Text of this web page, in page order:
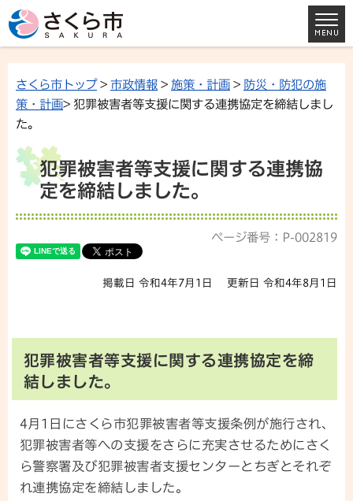
さくら市トップ> 市政情報 > 施策・計画 > 防災・防犯の施
策・計画> 犯罪被害者等支援に関する連携協定を締結しまし
た。
犯罪被害者等支援に関する連携協
定を締結しました。
ページ番号：P-002819
掲載日 令和4年7月1日 更新日 令和4年8月1日
犯罪被害者等支援に関する連携協定を締
結しました。
4月1日にさくら市犯罪被害者等支援条例が施行され、
犯罪被害者等への支援をさらに充実させるためにさく
ら警察署及び犯罪被害者支援センターとちぎとそれぞ
れ連携協定を締結しました。